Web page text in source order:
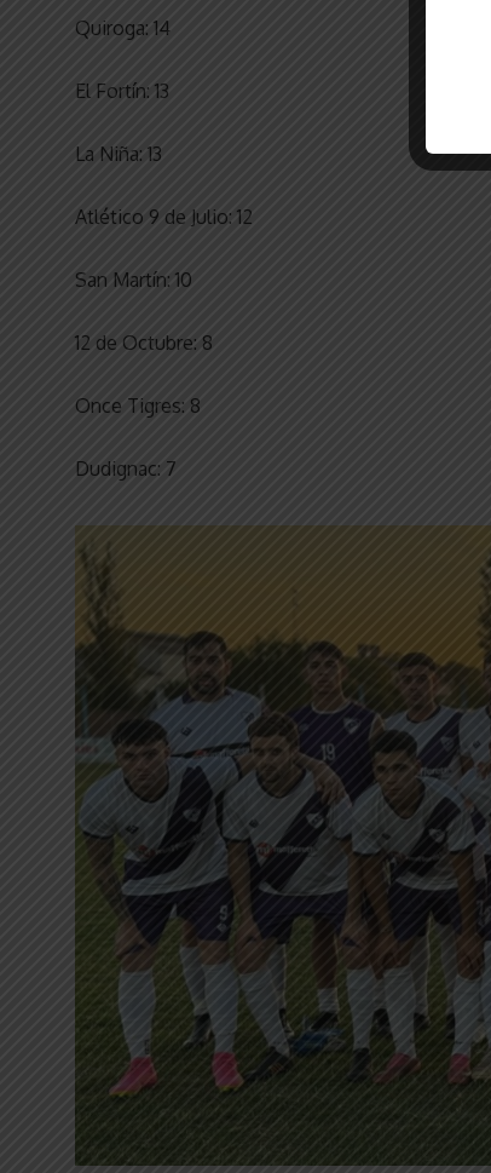
Quiroga: 14
El Fortín: 13
La Niña: 13
Atlético 9 de Julio: 12
San Martín: 10
12 de Octubre: 8
Once Tigres: 8
Dudignac: 7